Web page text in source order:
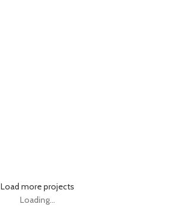
Load more projects
Loading...